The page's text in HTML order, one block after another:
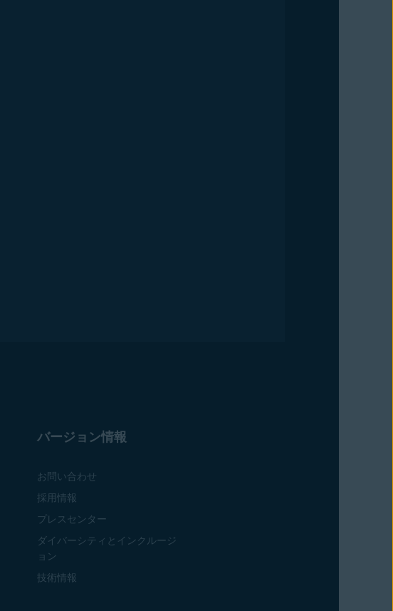
バージョン情報
お問い合わせ
採用情報
プレスセンター
ダイバーシティとインクルージ
ョン
技術情報